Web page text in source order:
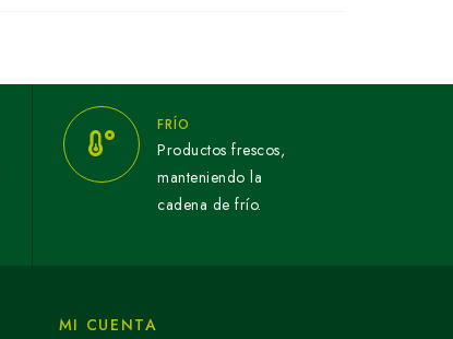
FRÍO
Productos frescos,
manteniendo la
cadena de frío.
MI CUENTA